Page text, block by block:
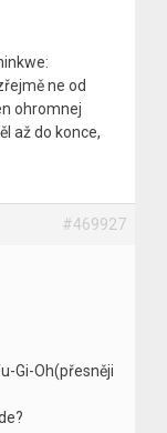
ne od
ohromnej
až do konce,
#469927
Gi-Oh(přesněji